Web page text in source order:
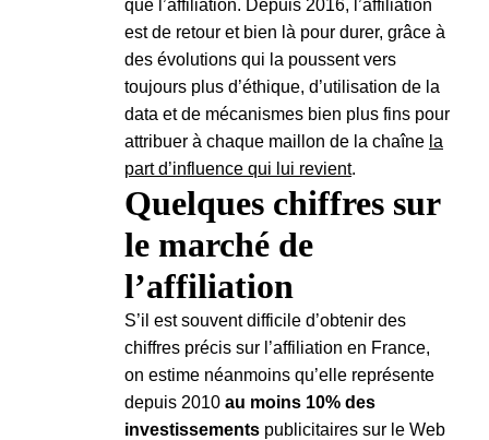
que l’affiliation. Depuis 2016, l’affiliation
est de retour et bien là pour durer, grâce à
des évolutions qui la poussent vers
toujours plus d’éthique, d’utilisation de la
data et de mécanismes bien plus fins pour
attribuer à chaque maillon de la chaîne la
part d’influence qui lui revient.
Quelques chiffres sur
le marché de
l’affiliation
S’il est souvent difficile d’obtenir des
chiffres précis sur l’affiliation en France,
on estime néanmoins qu’elle représente
depuis 2010 au moins 10% des
investissements publicitaires sur le Web